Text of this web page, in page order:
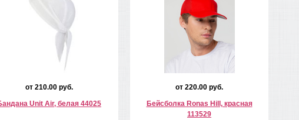
от 210.00 руб.
Unit Air, белая 44025
от 220.00 руб.
Бейсболка Ronas Hill, красная
113529